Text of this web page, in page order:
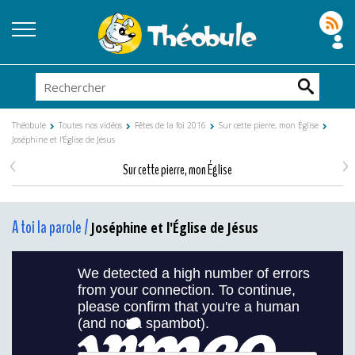
Théobule Toutes nos vidéos Fêtes de la foi 2016
Sur cette pierre, mon Église
Joséphine et l'Église de Jésus
Sur cette pierre, mon Église
< >
A toi la parole / Joséphine et l'Église de Jésus